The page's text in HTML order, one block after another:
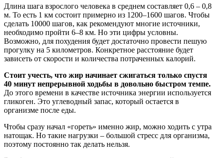
Длина шага взрослого человека в среднем составляет 0,6 – 0,8
м. То есть 1 км состоит примерно из 1200–1600 шагов. Чтобы
сделать 10000 шагов, как рекомендуют многие источники,
необходимо пройти 6–8 км. Но эти цифры условны.
Возможно, для похудения будет достаточно провести пешую
прогулку на 5 километров. Конкретное расстояние будет
зависеть от скорости и количества потраченных калорий.
Стоит учесть, что жир начинает сжигаться только спустя
40 минут непрерывной ходьбы в довольно быстром темпе.
До этого времени в качестве источника энергии используется
гликоген. Это углеводный запас, который остается в
организме после еды.
Чтобы сразу начал «гореть» именно жир, можно ходить с утра
натощак. Но такие нагрузки – большой стресс для организма,
поэтому постоянно так делать нельзя.